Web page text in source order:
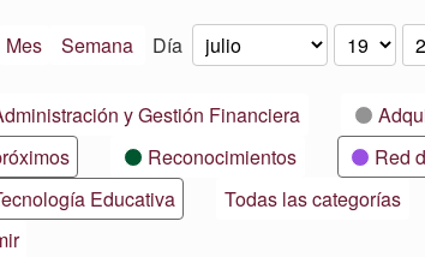
Mes Semana Día Mes
Día
Año
y Gestión Financiera
Reconocimientos Red
Educativa
Todas las categorías
Vistas